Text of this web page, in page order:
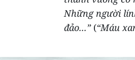
Những người
đảo...”(“Máu